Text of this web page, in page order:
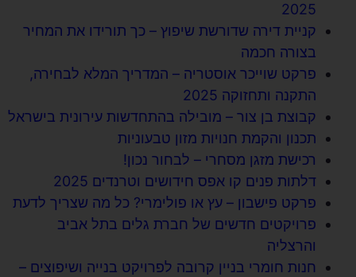
2025
קניית דירה שדורשת שיפוץ – כך תורידו את המחיר
בצורה חכמה
פרקט שוייכר אוסטריה – המדריך המלא לבחירה,
התקנה ותחזוקה 2025
קבוצת בן צור – מובילה בהתחדשות עירונית בישראל
תכנון והקמת חנויות מזון טבעוניות
רכישת מזגן מסחרי – לבחור נכון!
דלתות פנים קו אפס חידושים וטרנדים 2025
פרקט פישבון – עץ או פולימרי? כל מה שצריך לדעת
פרויקטים חדשים של חברת גלים בתל אביב
והרצליה
חנות חומרי בניין קרובה לפרויקט בנייה ושיפוצים –